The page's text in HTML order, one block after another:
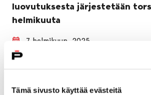
Tämä sivusto käyttää evästeitä
luovutuksesta järjestetään
helmikuuta
7 helmikuun, 2025
Pohjois-Porin monitoimitalon
käynnistyy maanantaina 10.